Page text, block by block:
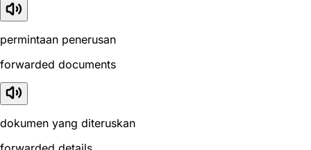
permintaan penerusan
forwarded documents
dokumen yang diteruskan